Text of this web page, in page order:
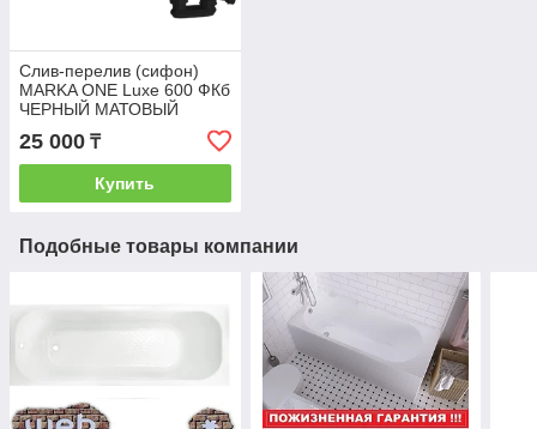
Слив-перелив (сифон)
MARKA ONE Luxe 600 ФКб
ЧЕРНЫЙ МАТОВЫЙ
25 000 ₸
Купить
Подобные товары компании